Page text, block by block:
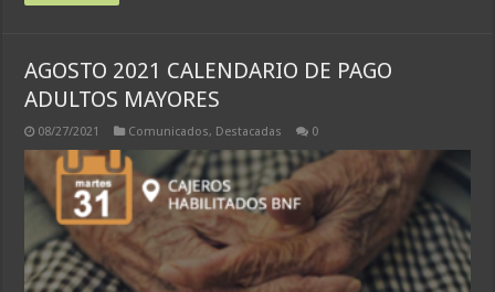
AGOSTO 2021 CALENDARIO DE PAGO
ADULTOS MAYORES
08/27/2021 Comunicados, Destacadas 0